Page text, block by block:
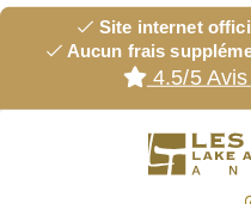
Site internet
Aucun frais
4.5/5 Avis